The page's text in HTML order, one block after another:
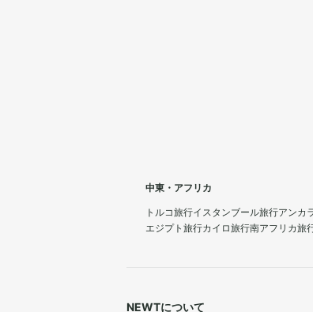
中東・アフリカ
トルコ旅行イスタンブール旅行アンカ
エジプト旅行カイロ旅行南アフリカ旅
NEWTについて